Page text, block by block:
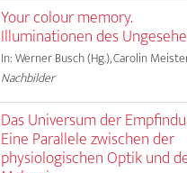
Your colour memory.
Illuminationen des
In: Werner Busch (Hg.), Carolin
Nachbilder
Das Universum der
Eine Parallele zwischen der
physiologischen Optik und